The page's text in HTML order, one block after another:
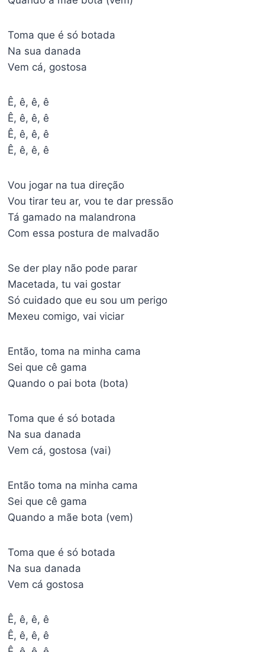
Toma que é só botada
Na sua danada
Vem cá, gostosa
Ê, ê, ê, ê
Ê, ê, ê, ê
Ê, ê, ê, ê
Ê, ê, ê, ê
Vou jogar na tua direção
Vou tirar teu ar, vou te dar pressão
Tá gamado na malandrona
Com essa postura de malvadão
Se der play não pode parar
Macetada, tu vai gostar
Só cuidado que eu sou um perigo
Mexeu comigo, vai viciar
Então, toma na minha cama
Sei que cê gama
Quando o pai bota (bota)
Toma que é só botada
Na sua danada
Vem cá, gostosa (vai)
Então toma na minha cama
Sei que cê gama
Quando a mãe bota (vem)
Toma que é só botada
Na sua danada
Vem cá gostosa
Ê, ê, ê, ê
Ê, ê, ê, ê